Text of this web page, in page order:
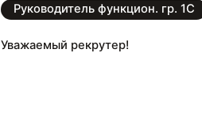
Руководитель функцион. гр. 1С
Уважаемый рекрутер!